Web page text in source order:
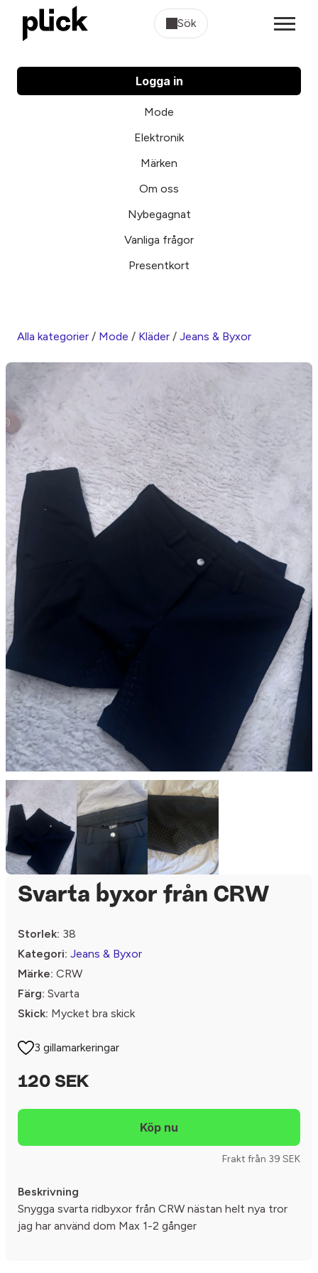
Sök
Logga in
Mode
Elektronik
Märken
Om oss
Nybegagnat
Vanliga frågor
Presentkort
Alla kategorier / Mode / Kläder / Jeans & Byxor
Svarta byxor från CRW
Storlek: 38
Kategori: Jeans & Byxor
Märke: CRW
Färg: Svarta
Skick: Mycket bra skick
3 gillamarkeringar
120 SEK
Frakt från 39 SEK
Beskrivning
Snygga svarta ridbyxor från CRW nästan helt nya tror
jag har använd dom Max 1-2 gånger